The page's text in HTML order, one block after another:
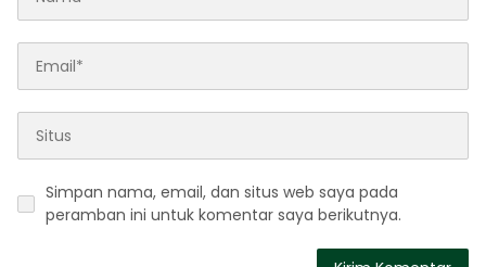
Simpan nama, email, dan situs web saya pada
peramban ini untuk komentar saya berikutnya.